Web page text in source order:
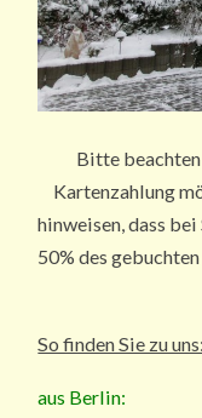
Bitte beachten
Kartenzahlung
hinweisen, dass
50% des
So finden Sie zu uns:
aus Berlin: